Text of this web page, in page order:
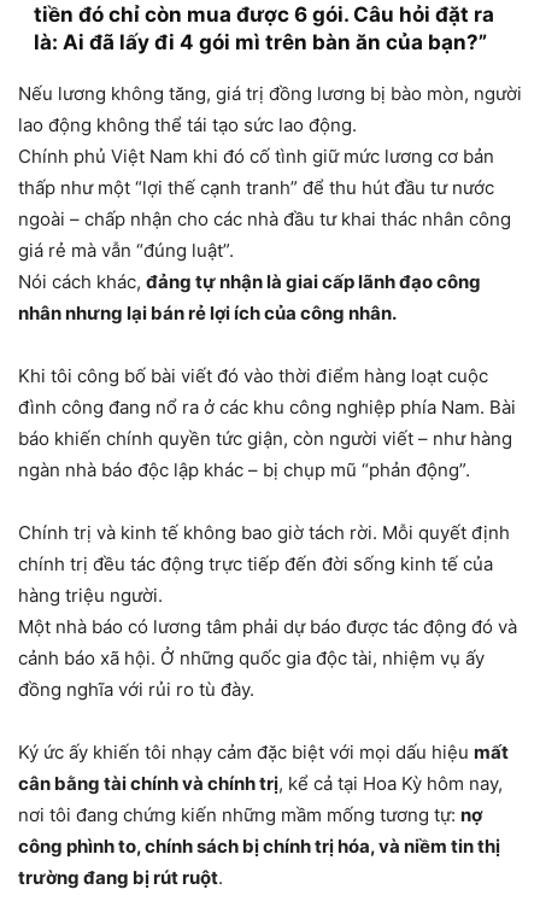
tiền đó chỉ còn mua được 6 gói. Câu hỏi đặt ra
là: Ai đã lấy đi 4 gói mì trên bàn ăn của bạn?”
Nếu lương không tăng, giá trị đồng lương bị bào mòn, người
lao động không thể tái tạo sức lao động.
Chính phủ Việt Nam khi đó cố tình giữ mức lương cơ bản
thấp như một “lợi thế cạnh tranh” để thu hút đầu tư nước
ngoài – chấp nhận cho các nhà đầu tư khai thác nhân công
giá rẻ mà vẫn “đúng luật”.
Nói cách khác, đảng tự nhận là giai cấp lãnh đạo công
nhân nhưng lại bán rẻ lợi ích của công nhân.
Khi tôi công bố bài viết đó vào thời điểm hàng loạt cuộc
đình công đang nổ ra ở các khu công nghiệp phía Nam. Bài
báo khiến chính quyền tức giận, còn người viết – như hàng
ngàn nhà báo độc lập khác – bị chụp mũ “phản động”.
Chính trị và kinh tế không bao giờ tách rời. Mỗi quyết định
chính trị đều tác động trực tiếp đến đời sống kinh tế của
hàng triệu người.
Một nhà báo có lương tâm phải dự báo được tác động đó và
cảnh báo xã hội. Ở những quốc gia độc tài, nhiệm vụ ấy
đồng nghĩa với rủi ro tù đày.
Ký ức ấy khiến tôi nhạy cảm đặc biệt với mọi dấu hiệu mất
cân bằng tài chính và chính trị, kể cả tại Hoa Kỳ hôm nay,
nơi tôi đang chứng kiến những mầm mống tương tự: nợ
công phình to, chính sách bị chính trị hóa, và niềm tin thị
trường đang bị rút ruột.